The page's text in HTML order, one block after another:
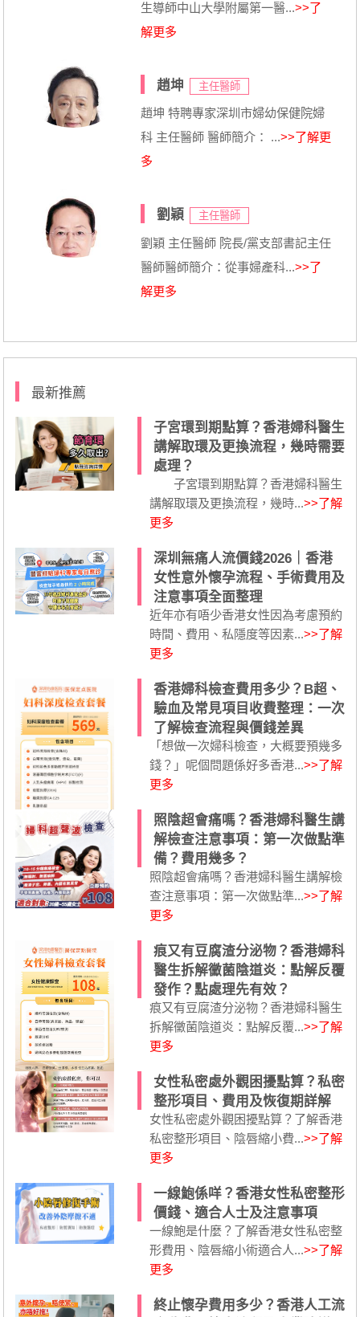
生導師中山大學附屬第一醫...>>了
解更多
趙坤 主任醫師
趙坤 特聘專家深圳市婦幼保健院婦
科 主任醫師 醫師簡介： ...>>了解更
多
劉穎 主任醫師
劉穎 主任醫師 院長/黨支部書記主任
醫師醫師簡介：從事婦產科...>>了
解更多
最新推薦
子宮環到期點算？香港婦科醫生
講解取環及更換流程，幾時需要
處理？
子宮環到期點算？香港婦科醫生
講解取環及更換流程，幾時...>>了解
更多
深圳無痛人流價錢2026｜香港
女性意外懷孕流程、手術費用及
注意事項全面整理
近年亦有唔少香港女性因為考慮預約
時間、費用、私隱度等因素...>>了解
更多
香港婦科檢查費用多少？B超、
驗血及常見項目收費整理：一次
了解檢查流程與價錢差異
「想做一次婦科檢查，大概要預幾多
錢？」呢個問題係好多香港...>>了解
更多
照陰超會痛嗎？香港婦科醫生講
解檢查注意事項：第一次做點準
備？費用幾多？
照陰超會痛嗎？香港婦科醫生講解檢
查注意事項：第一次做點準...>>了解
更多
痕又有豆腐渣分泌物？香港婦科
醫生拆解黴菌陰道炎：點解反覆
發作？點處理先有效？
痕又有豆腐渣分泌物？香港婦科醫生
拆解黴菌陰道炎：點解反覆...>>了解
更多
女性私密處外觀困擾點算？私密
整形項目、費用及恢復期詳解
女性私密處外觀困擾點算？了解香港
私密整形項目、陰唇縮小費...>>了解
更多
一線鮑係咩？香港女性私密整形
價錢、適合人士及注意事項
一線鮑是什麼？了解香港女性私密整
形費用、陰唇縮小術適合人...>>了解
更多
終止懷孕費用多少？香港人工流